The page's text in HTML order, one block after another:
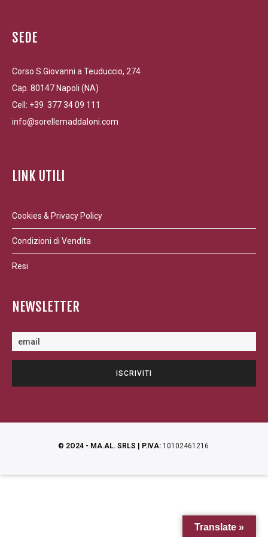
SEDE
Corso S.Giovanni a Teuduccio, 274
Cap. 80147 Napoli (NA)
Cell: +39 377 34 09 111
info@sorellemaddaloni.com
LINK UTILI
Cookies & Privacy Policy
Condizioni di Vendita
Resi
NEWSLETTER
© 2O24 - MA.AL. SRLS | P.IVA: 10102461216
Translate »